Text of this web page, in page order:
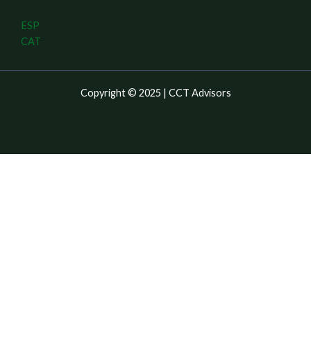
ESP
CAT
Copyright © 2025 | CCT Advisors